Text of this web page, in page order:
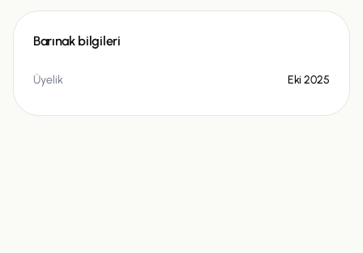
Barınak bilgileri
Üyelik Eki 2025